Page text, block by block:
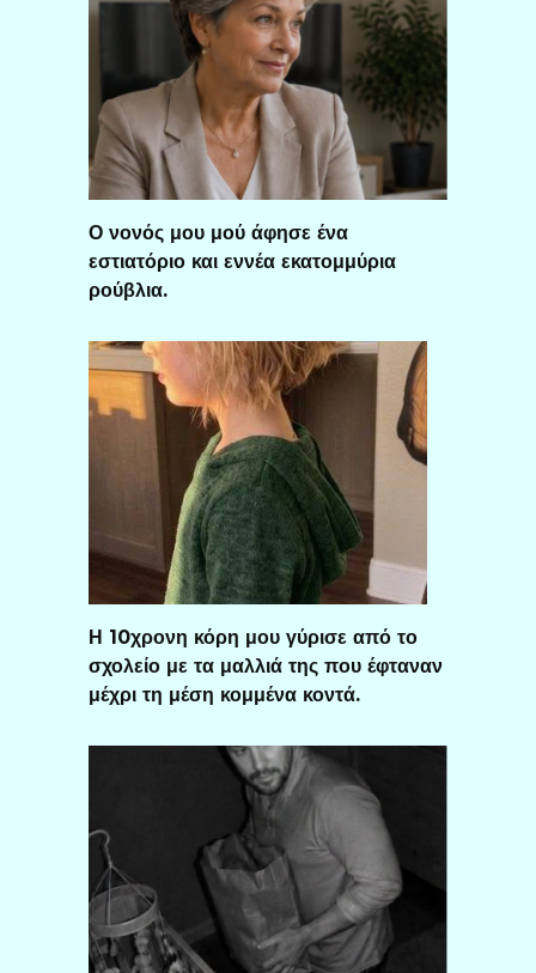
Ο νονός μου μού άφησε ένα
εστιατόριο και εννέα εκατομμύρια
ρούβλια.
Η 10χρονη κόρη μου γύρισε από το
σχολείο με τα μαλλιά της που έφταναν
μέχρι τη μέση κομμένα κοντά.